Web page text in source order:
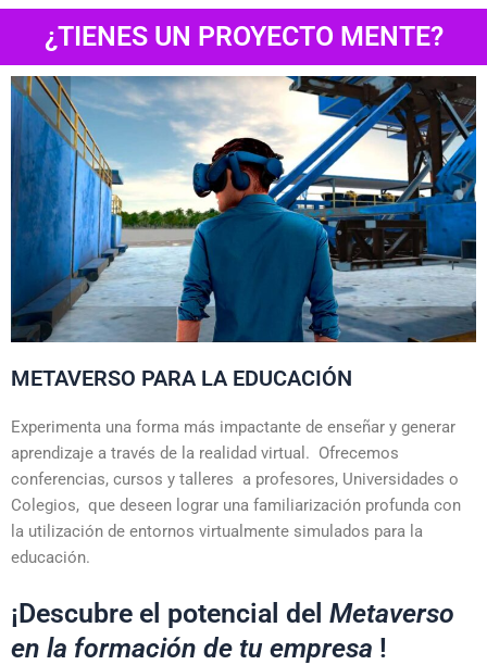
¿TIENES UN PROYECTO MENTE?
METAVERSO PARA LA EDUCACIÓN
Experimenta una forma más impactante de enseñar y generar
aprendizaje a través de la realidad virtual. Ofrecemos
conferencias, cursos y talleres a profesores, Universidades o
Colegios, que deseen lograr una familiarización profunda con
la utilización de entornos virtualmente simulados para la
educación.
¡Descubre el potencial del Metaverso
en la formación de tu empresa !